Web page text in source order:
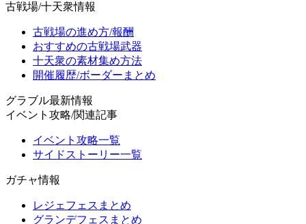
古戦場/十天衆情報
古戦場の進め方/報酬
おすすめの古戦場武器
十天衆の素材集め方法
開催履歴/ボーダーまとめ
グラブル最新情報
イベント攻略/関連記事
イベント攻略一覧
サイドストーリー一覧
ガチャ情報
レジェフェスまとめ
グランデフェスまとめ